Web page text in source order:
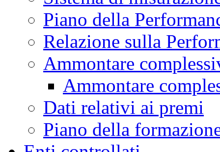
Piano della
Relazione sulla
Ammontare
Ammontare
Dati relativi ai premi
Piano della